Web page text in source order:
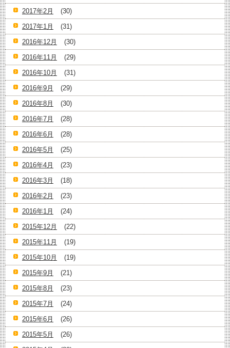
2017年2月
(30)
2017年1月
(31)
2016年12月
(30)
2016年11月
(29)
2016年10月
(31)
2016年9月
(29)
2016年8月
(30)
2016年7月
(28)
2016年6月
(28)
2016年5月
(25)
2016年4月
(23)
2016年3月
(18)
2016年2月
(23)
2016年1月
(24)
2015年12月
(22)
2015年11月
(19)
2015年10月
(19)
2015年9月
(21)
2015年8月
(23)
2015年7月
(24)
2015年6月
(26)
2015年5月
(26)